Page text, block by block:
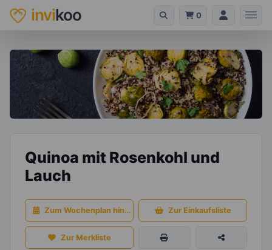
invikoo 0
Quinoa mit Rosenkohl und
Lauch
Zum Wochenplan hinzufügen Zur Einkaufsliste
Zur Merkliste